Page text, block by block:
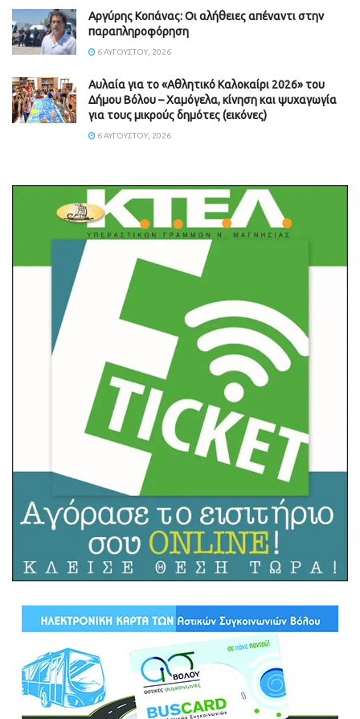
Aργύρης Κοπάνας: Οι αλήθειες απέναντι στην
παραπληροφόρηση
6 ΑΥΓΟΎΣΤΟΥ, 2026
Αυλαία για το «Αθλητικό Καλοκαίρι 2026» του
Δήμου Βόλου – Χαμόγελα, κίνηση και ψυχαγωγία
για τους μικρούς δημότες (εικόνες)
6 ΑΥΓΟΎΣΤΟΥ, 2026